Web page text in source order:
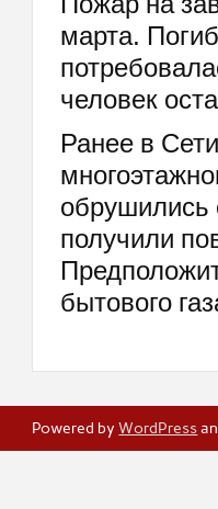
марта.
человек
Ранее в
обрушились
получили
бытового
Powered byWordPress